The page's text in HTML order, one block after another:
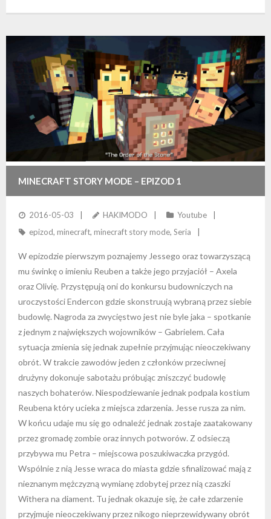
MINECRAFT STORY MODE – EPIZOD 1
2016-05-03 HAKIMODO
Youtube
epizod, minecraft, minecraft story mode, Seria
W epizodzie pierwszym poznajemy Jessego oraz towarzyszącą
mu świnkę o imieniu Reuben a także jego przyjaciół – Axela
oraz Olivię. Przystępują oni do konkursu budowniczych na
uroczystości Endercon gdzie skonstruują wybraną przez siebie
budowlę. Nagroda za zwycięstwo jest nie byle jaka – spotkanie
z jednym z największych wojowników – Gabrielem. Cała
sytuacja zmienia się jednak zupełnie przyjmując nieoczekiwany
obrót. W trakcie zawodów jeden z członków przeciwnej
drużyny dokonuje sabotażu próbując zniszczyć budowlę
naszych bohaterów. Niespodziewanie jednak podpala kostium
Reubena który ucieka z miejsca zdarzenia. Jesse rusza za nim.
W końcu udaje mu się go odnaleźć jednak zostaje zaatakowany
przez gromadę zombie oraz innych potworów. Z odsieczą
przybywa mu Petra – miejscowa poszukiwaczka przygód.
Wspólnie z nią Jesse wraca do miasta gdzie sfinalizować mają z
nieznanym mężczyzną wymianę zdobytej przez nią czaszki
Withera na diament. Tu jednak okazuje się, że całe zdarzenie
przyjmuje nieoczekiwany przez nikogo nieprzewidywany obrót